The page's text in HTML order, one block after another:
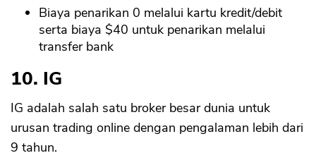
Biaya penarikan 0 melalui kartu kredit/debit
serta biaya $40 untuk penarikan melalui
transfer bank
10. IG
IG adalah salah satu broker besar dunia untuk
urusan trading online dengan pengalaman lebih dari
9 tahun.